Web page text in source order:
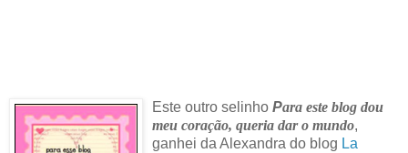
Este outro selinho Para este blog dou
meu coração, queria dar o mundo,
ganhei da Alexandra do blog La